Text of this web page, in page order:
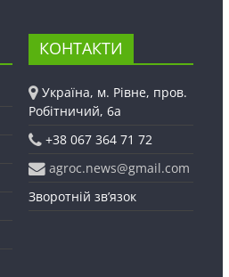
КОНТАКТИ
Україна, м. Рівне, пров.
Робітничий, 6а
+38 067 364 71 72
agroc.news@gmail.com
Зворотній зв’язок